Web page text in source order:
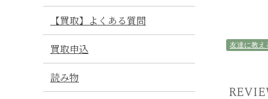
友達に教え
【買取】よくある質問
買取申込
読み物